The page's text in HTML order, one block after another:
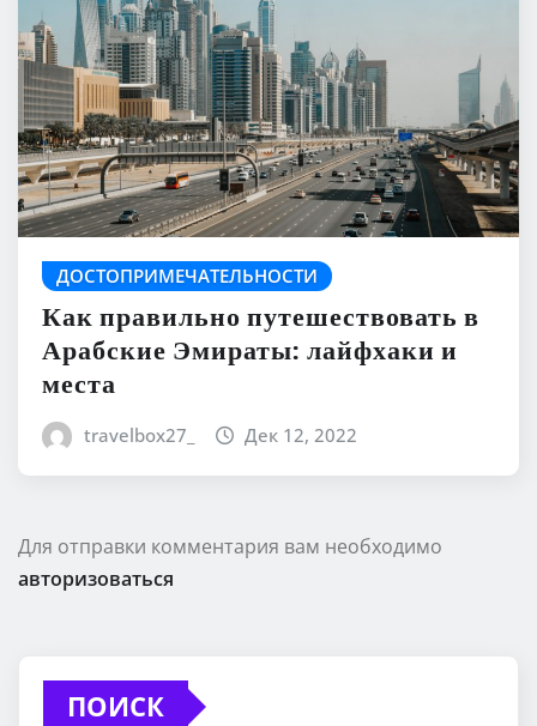
ДОСТОПРИМЕЧАТЕЛЬНОСТИ
Как правильно путешествовать в
Арабские Эмираты: лайфхаки и
места
travelbox27_ Дек 12, 2022
Для отправки комментария вам необходимо
авторизоваться
ПОИСК